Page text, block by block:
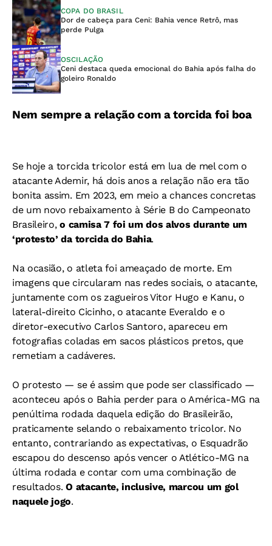
COPA DO BRASIL
Dor de cabeça para Ceni: Bahia vence Retrô, mas
perde Pulga
OSCILAÇÃO
Ceni destaca queda emocional do Bahia após falha do
goleiro Ronaldo
Nem sempre a relação com a torcida foi boa
Se hoje a torcida tricolor está em lua de mel com o
atacante Ademir, há dois anos a relação não era tão
bonita assim. Em 2023, em meio a chances concretas
de um novo rebaixamento à Série B do Campeonato
Brasileiro,o camisa 7 foi um dos alvos durante um
‘protesto’ da torcida do Bahia.
Na ocasião, o atleta foi ameaçado de morte. Em
imagens que circularam nas redes sociais, o atacante,
juntamente com os zagueiros Vitor Hugo e Kanu, o
lateral-direito Cicinho, o atacante Everaldo e o
diretor-executivo Carlos Santoro, apareceu em
fotografias coladas em sacos plásticos pretos, que
remetiam a cadáveres.
O protesto — se é assim que pode ser classificado —
aconteceu após o Bahia perder para o América-MG na
penúltima rodada daquela edição do Brasileirão,
praticamente selando o rebaixamento tricolor. No
entanto, contrariando as expectativas, o Esquadrão
escapou do descenso após vencer o Atlético-MG na
última rodada e contar com uma combinação de
resultados.O atacante, inclusive, marcou um gol
naquele jogo.